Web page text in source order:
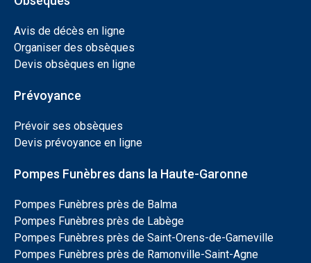
Avis de décès en ligne
Organiser des obsèques
Devis obsèques en ligne
Prévoyance
Prévoir ses obsèques
Devis prévoyance en ligne
Pompes Funèbres dans la Haute-Garonne
Pompes Funèbres près de Balma
Pompes Funèbres près de Labège
Pompes Funèbres près de Saint-Orens-de-Gameville
Pompes Funèbres près de Ramonville-Saint-Agne